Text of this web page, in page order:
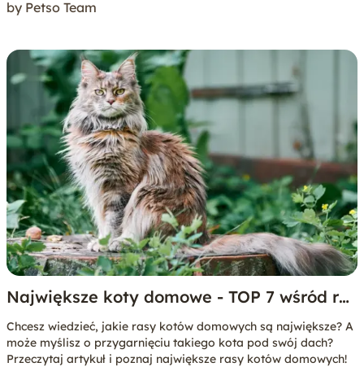
by Petso Team
Największe koty domowe - TOP 7 wśród ras
dużych kotów
Chcesz wiedzieć, jakie rasy kotów domowych są największe? A
może myślisz o przygarnięciu takiego kota pod swój dach?
Przeczytaj artykuł i poznaj największe rasy kotów domowych!